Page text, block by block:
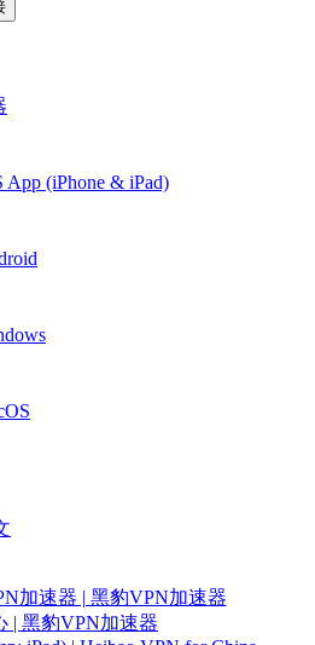
(iPhone & iPad)
加速器 | 黑豹VPN加速器
| 黑豹VPN加速器